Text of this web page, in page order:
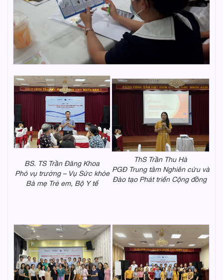
BS. TS Trần Đăng Khoa
Phó vụ trưởng – Vụ Sức khỏe
Bà mẹ Trẻ em, Bộ Y tế
ThS Trần Thu Hà
PGĐ Trung tâm Nghiên cứu và
Đào tạo Phát triển Cộng đồng